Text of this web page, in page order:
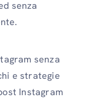
senza
senza
e strategie
Instagram